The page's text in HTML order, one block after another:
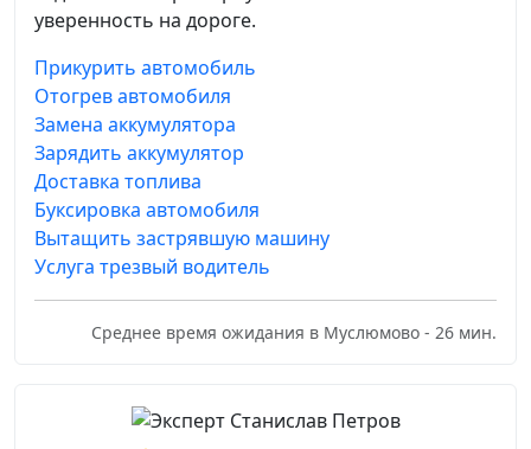
уверенность на дороге.
Прикурить автомобиль
Отогрев автомобиля
Замена аккумулятора
Зарядить аккумулятор
Доставка топлива
Буксировка автомобиля
Вытащить застрявшую машину
Услуга трезвый водитель
Среднее время ожидания в Муслюмово - 26 мин.